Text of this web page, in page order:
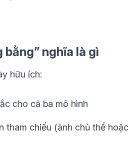
bằng” nghĩa là gì
hữu ích:
cho cả ba mô hình
tham chiếu (ảnh chủ thể hoặc